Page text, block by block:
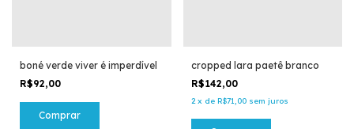
boné verde viver é imperdível
R$92,00
cropped lara paetê branco
R$142,00
2 x de R$71,00 sem juros